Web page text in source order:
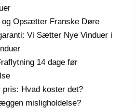
Opsætter Franske Døre
Vi Sætter Nye Vinduer i
14 dage før
pris: Hvad koster det?
misligholdelse?